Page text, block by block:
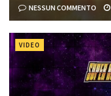
NESSUN COMMENTO
VIDEO